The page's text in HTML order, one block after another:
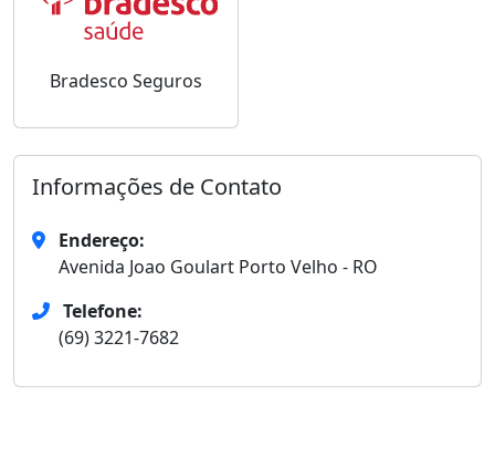
Bradesco Seguros
Informações de Contato
Endereço:
Avenida Joao Goulart Porto Velho - RO
Telefone:
(69) 3221-7682